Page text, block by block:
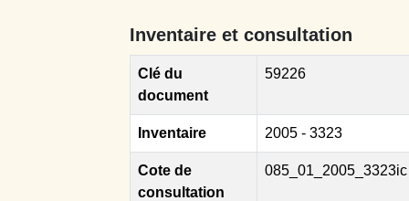
Inventaire et consultation
Clé du
document
59226
Inventaire 2005 - 3323
Cote de
consultation
085_01_2005_3323ic